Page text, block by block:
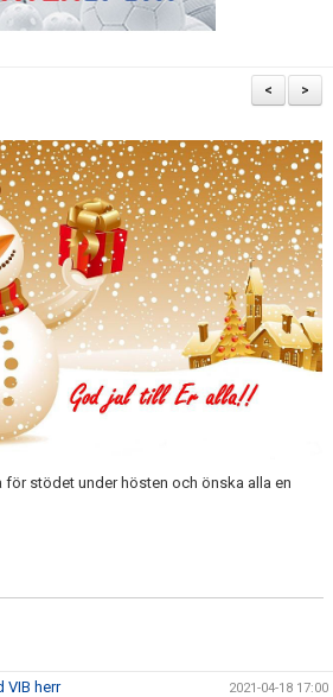
>
<
för stödet under hösten och önska alla en
VIB herr 2021-04-18 17:00